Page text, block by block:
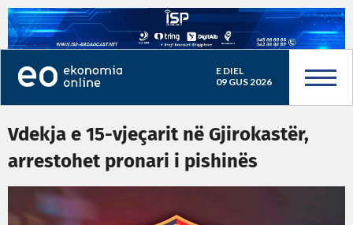
E DIEL
09 GUS 2026
Vdekja e 15-vjeçarit në Gjirokastër,
arrestohet pronari i pishinës